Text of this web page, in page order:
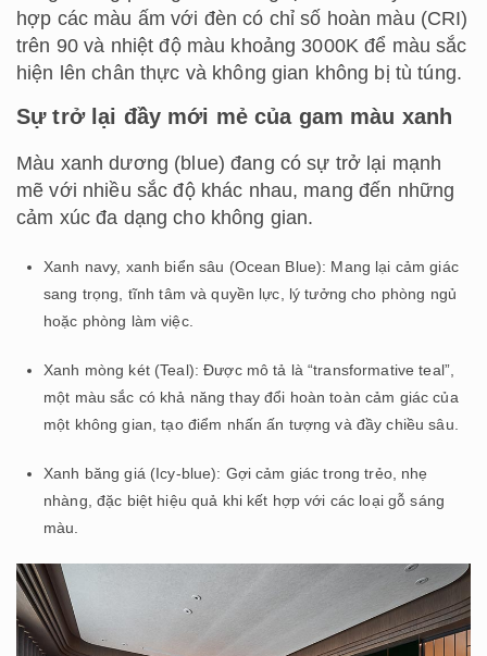
hợp các màu ấm với đèn có chỉ số hoàn màu (CRI)
trên 90 và nhiệt độ màu khoảng 3000K để màu sắc
hiện lên chân thực và không gian không bị tù túng.
Sự trở lại đầy mới mẻ của gam màu xanh
Màu xanh dương (blue) đang có sự trở lại mạnh
mẽ với nhiều sắc độ khác nhau, mang đến những
cảm xúc đa dạng cho không gian.
Xanh navy, xanh biển sâu (Ocean Blue): Mang lại cảm giác
sang trọng, tĩnh tâm và quyền lực, lý tưởng cho phòng ngủ
hoặc phòng làm việc.
Xanh mòng két (Teal): Được mô tả là “transformative teal”,
một màu sắc có khả năng thay đổi hoàn toàn cảm giác của
một không gian, tạo điểm nhấn ấn tượng và đầy chiều sâu.
Xanh băng giá (Icy-blue): Gợi cảm giác trong trẻo, nhẹ
nhàng, đặc biệt hiệu quả khi kết hợp với các loại gỗ sáng
màu.